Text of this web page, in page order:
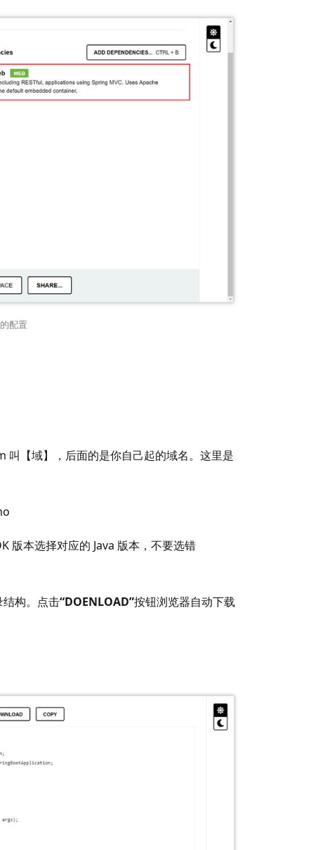
配置
【域】，后面的是你自己起的域名。这里是
版本选择对应的 Java 版本，不要选错
构。点击“DOENLOAD”按钮浏览器自动下载